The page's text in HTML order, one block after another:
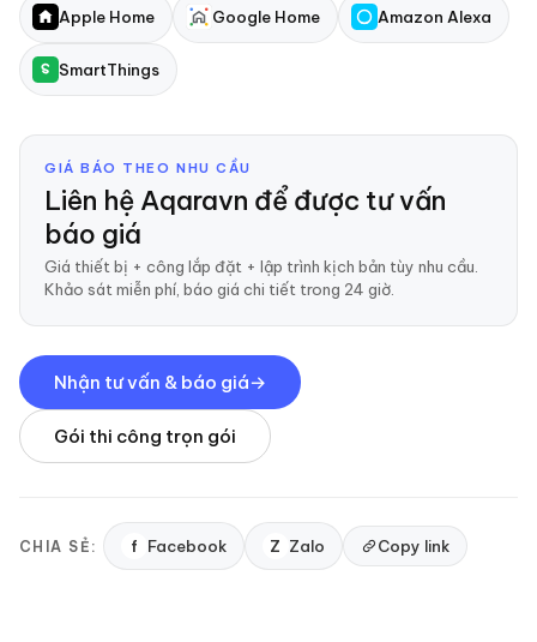
Apple Home Google Home Amazon Alexa
SmartThings
GIÁ BÁO THEO NHU CẦU
Liên hệ Aqaravn để được tư vấn
báo giá
Giá thiết bị + công lắp đặt + lập trình kịch bản tùy nhu cầu.
Khảo sát miễn phí, báo giá chi tiết trong 24 giờ.
Nhận tư vấn & báo giá
Gói thi công trọn gói
CHIA SẺ: f Facebook Z Zalo Copy link